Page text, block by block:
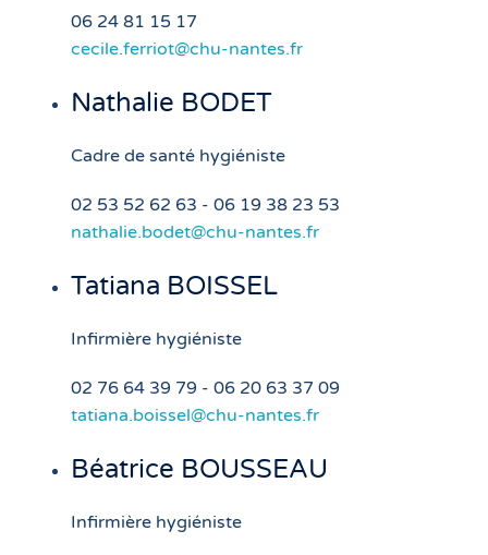
06 24 81 15 17
cecile.ferriot@chu-nantes.fr
Nathalie BODET
Cadre de santé hygiéniste
02 53 52 62 63 - 06 19 38 23 53
nathalie.bodet@chu-nantes.fr
Tatiana BOISSEL
Infirmière hygiéniste
02 76 64 39 79 - 06 20 63 37 09
tatiana.boissel@chu-nantes.fr
Béatrice BOUSSEAU
Infirmière hygiéniste